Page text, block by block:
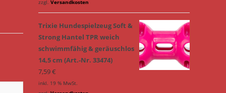
zzgl. Versandkosten
Trixie Hundespielzeug Soft &
Strong Hantel TPR weich
schwimmfähig & geräuschlos
14,5 cm (Art.-Nr. 33474)
7,59€
inkl. 19 % MwSt.